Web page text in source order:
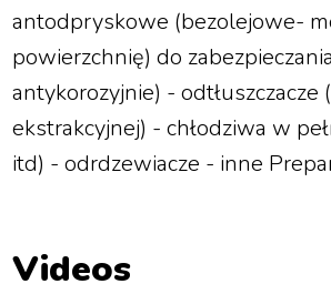
antodpryskowe (bezolejowe-
powierzchnię) do
antykorozyjnie) -
ekstrakcyjnej) - chłodziwa w
itd) - odrdzewiacze - inne
Videos